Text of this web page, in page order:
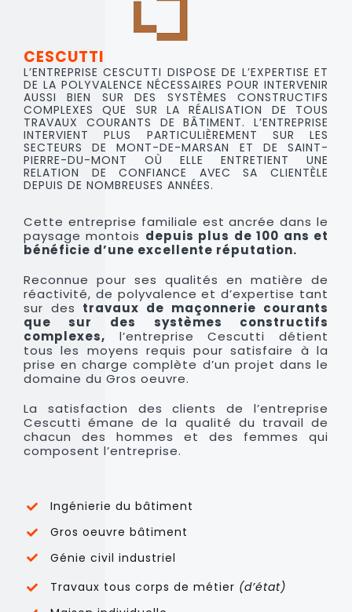
CESCUTTI
L’ENTREPRISE CESCUTTI DISPOSE DE L’EXPERTISE ET
DE LA POLYVALENCE NÉCESSAIRES POUR INTERVENIR
AUSSI BIEN SUR DES SYSTÈMES CONSTRUCTIFS
COMPLEXES QUE SUR LA RÉALISATION DE TOUS
TRAVAUX COURANTS DE BÂTIMENT. L’ENTREPRISE
INTERVIENT PLUS PARTICULIÈREMENT SUR LES
SECTEURS DE MONT-DE-MARSAN ET DE SAINT-
PIERRE-DU-MONT OÙ ELLE ENTRETIENT UNE
RELATION DE CONFIANCE AVEC SA CLIENTÈLE
DEPUIS DE NOMBREUSES ANNÉES.
Cette entreprise familiale est ancrée dans le
paysage montois depuis plus de 100 ans et
bénéficie d’une excellente réputation.
Reconnue pour ses qualités en matière de
réactivité, de polyvalence et d’expertise tant
sur des travaux de maçonnerie courants
que sur des systèmes constructifs
complexes, l’entreprise Cescutti détient
tous les moyens requis pour satisfaire à la
prise en charge complète d’un projet dans le
domaine du Gros oeuvre.
La satisfaction des clients de l’entreprise
Cescutti émane de la qualité du travail de
chacun des hommes et des femmes qui
composent l’entreprise.
Ingénierie du bâtiment
Gros oeuvre bâtiment
Génie civil industriel
Travaux tous corps de métier (d’état)